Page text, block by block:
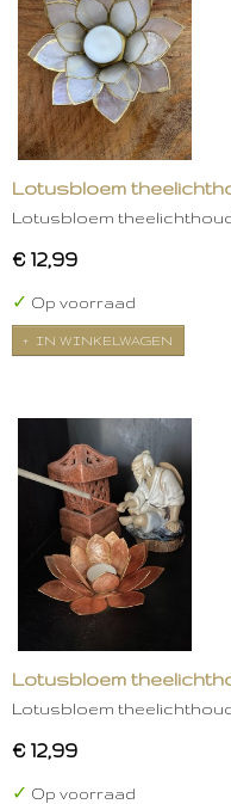
Lotusbloem
Lotusbloem
€ 12,99
✓ Op voorraad
IN WINKELWAGEN
Lotusbloem
Lotusbloem
€ 12,99
✓ Op voorraad